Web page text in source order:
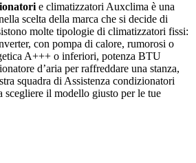
e climatizzatori Auxclima è una
scelta della marca che si decide di
molte tipologie di climatizzatori fissi:
con pompa di calore, rumorosi o
A+++ o inferiori, potenza BTU
d’aria per raffreddare una stanza,
squadra di Assistenza condizionatori
il modello giusto per le tue